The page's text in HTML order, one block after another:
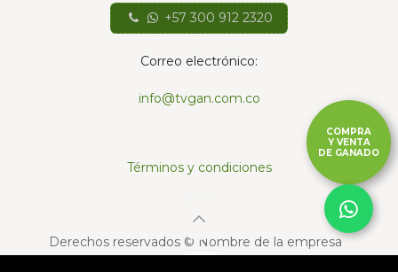
+57 300 912 2320
Correo electrónico:
info@tvgan.com.co
Términos y condiciones
Derechos reservados © Nombre de la empresa
COMPRA
Y VENTA
DE GANADO